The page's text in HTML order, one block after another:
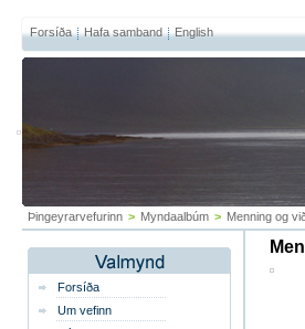
Forsíða Hafa samband English
Þingeyrarvefurinn > Myndaalbúm > Menning og
Forsíða
Um vefinn